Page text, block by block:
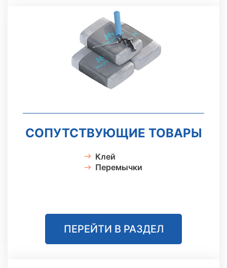
СОПУТСТВУЮЩИЕ ТОВАРЫ
Клей
Перемычки
ПЕРЕЙТИ В РАЗДЕЛ